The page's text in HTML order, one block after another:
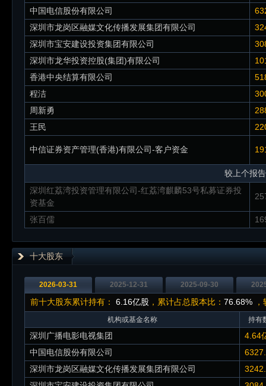
中国电信股份有限公司
深圳市龙岗区融媒文化传播发展集团有限公司
深圳市宝安建设投资集团有限公司
深圳市龙华投资控股(集团)有限公司
香港中央结算有限公司
程洁
周新勇
王民
中信证券资产管理(香港)有限公司-客户资金
较上个报
深圳红荔湾投资管理有限公司-红荔湾麒麟53号私募证券投
资基金
张百儒
十大股东
2026-03-31 2025-12-31 2025-09-30
前十大股东累计持有： 6.16亿股 ，累计占总股本比： 76.68%
机构或基金名称 持有
深圳广播电影电视集团
4.64
中国电信股份有限公司
深圳市龙岗区融媒文化传播发展集团有限公司